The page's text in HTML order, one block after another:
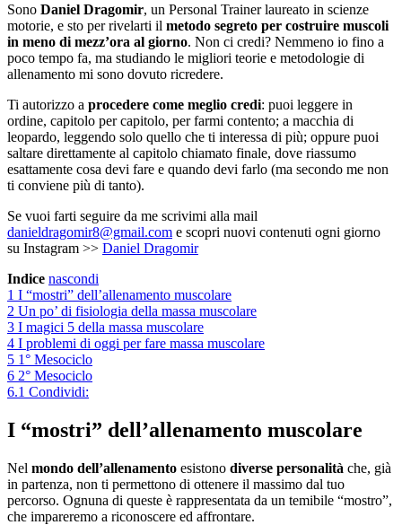
Sono Daniel Dragomir, un Personal Trainer laureato in scienze
motorie, e sto per rivelarti il metodo segreto per costruire muscoli
in meno di mezz’ora al giorno. Non ci credi? Nemmeno io fino a
poco tempo fa, ma studiando le migliori teorie e metodologie di
allenamento mi sono dovuto ricredere.
Ti autorizzo a procedere come meglio credi: puoi leggere in
ordine, capitolo per capitolo, per farmi contento; a macchia di
leopardo, leggendo solo quello che ti interessa di più; oppure puoi
saltare direttamente al capitolo chiamato finale, dove riassumo
esattamente cosa devi fare e quando devi farlo (ma secondo me non
ti conviene più di tanto).
Se vuoi farti seguire da me scrivimi alla mail
danieldragomir8@gmail.com e scopri nuovi contenuti ogni giorno
su Instagram >> Daniel Dragomir
Indice nascondi
1 I “mostri” dell’allenamento muscolare
2 Un po’ di fisiologia della massa muscolare
3 I magici 5 della massa muscolare
4 I problemi di oggi per fare massa muscolare
5 1° Mesociclo
6 2° Mesociclo
6.1 Condividi:
I “mostri” dell’allenamento muscolare
Nel mondo dell’allenamento esistono diverse personalità che, già
in partenza, non ti permettono di ottenere il massimo dal tuo
percorso. Ognuna di queste è rappresentata da un temibile “mostro”,
che impareremo a riconoscere ed affrontare.